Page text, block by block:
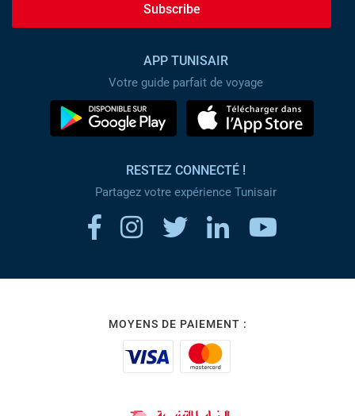
Subscribe
APP TUNISAIR
Votre guide parfait de voyage
RESTEZ CONNECTÉ !
Partagez votre expérience Tunisair
MOYENS DE PAIEMENT :